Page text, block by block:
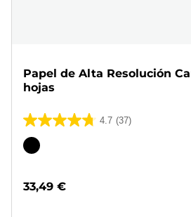
Papel de Alta Resolución
hojas
4.7 (37)
4.7
de
37
Cartucho
color
33,49 €